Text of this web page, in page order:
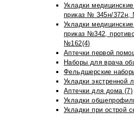
Укладки
приказ № 345н/372н,
Укладки
приказ №342,
№162(4)
Аптечки первой
Наборы для врача
Фельдшерские
Укладки экстренной
Аптечки для дома (7)
Укладки
Укладки при острой